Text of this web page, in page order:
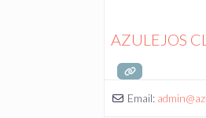
AZULEJOS
Email: admin@